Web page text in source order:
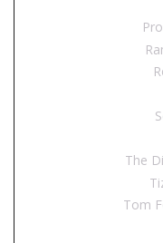
The
Tom